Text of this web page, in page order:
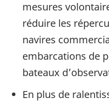
mesures
réduire les
navires
embarcations de
bateaux
En plus de